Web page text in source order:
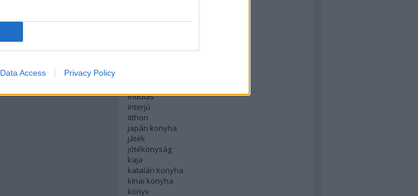
Data Access Privacy Policy
francia konyha
holland konyha
indulás
interjú
itthon
japán konyha
játék
jótékonyság
kaja
katalán konyha
kínai konyha
könyv